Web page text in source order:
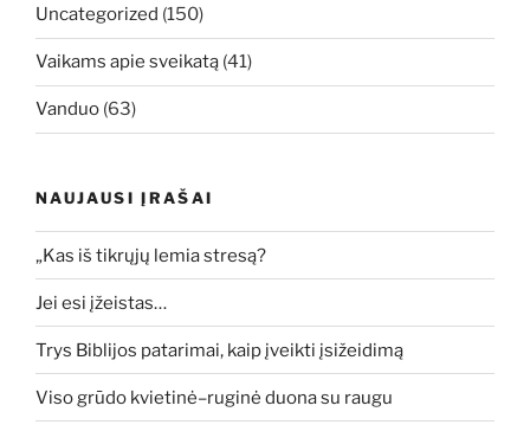
Uncategorized (150)
Vaikams apie sveikatą (41)
Vanduo (63)
NAUJAUSI ĮRAŠAI
„Kas iš tikrųjų lemia stresą?
Jei esi įžeistas…
Trys Biblijos patarimai, kaip įveikti įsižeidimą
Viso grūdo kvietinė–ruginė duona su raugu